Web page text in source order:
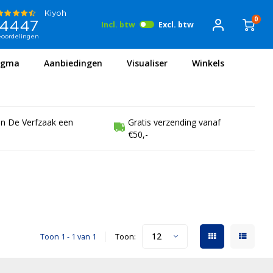
Incl. btw Excl. btw
0
Aanbiedingen Winkels
Visualiser
De Verfzaak een
Gratis verzending vanaf
€50,-
Toon 1 - 1 van 1 Toon: 12